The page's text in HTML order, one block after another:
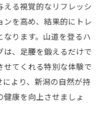
る視覚的なリフレッシ
ンを高め、結果的にトレ
ります。山道を登るハ
は、足腰を鍛えるだけで
せてくれる特別な体験で
より、新潟の自然が持
康を向上させましょ